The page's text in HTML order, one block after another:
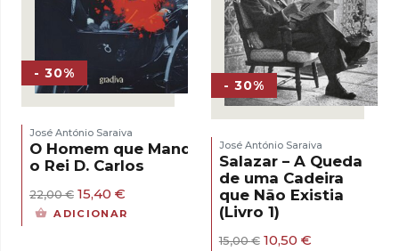
- 30%
José António Saraiva
O Homem que Mandou Matar
o Rei D. Carlos
22,00€ O
preço
15,40 €
preço
ADICIONAR
- 30%
José António Saraiva
Salazar – A Queda
de uma Cadeira
que Não Existia
(Livro 1)
15,00€ O
10,50 €O